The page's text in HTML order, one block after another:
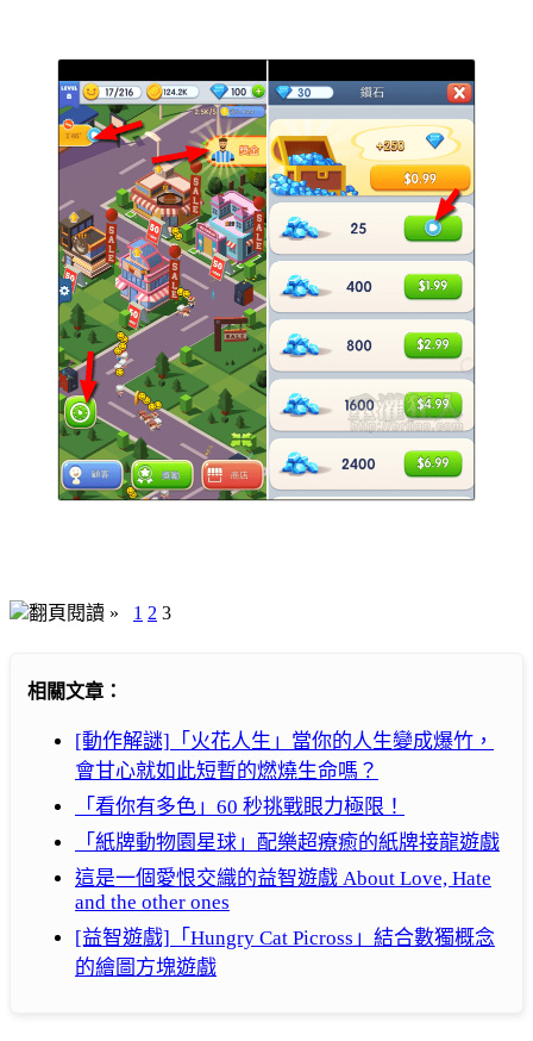
翻頁閱讀 » 1 2 3
相關文章：
[動作解謎]「火花人生」當你的人生變成爆竹，
會甘心就如此短暫的燃燒生命嗎？
「看你有多色」60 秒挑戰眼力極限！
「紙牌動物園星球」配樂超療癒的紙牌接龍遊戲
這是一個愛恨交織的益智遊戲 About Love, Hate
and the other ones
[益智遊戲]「Hungry Cat Picross」結合數獨概念
的繪圖方塊遊戲